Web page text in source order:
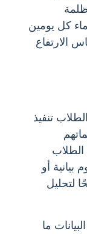
الارتفاع
تنفيذ
الطلاب
بيانية أو
لتحليل
ما